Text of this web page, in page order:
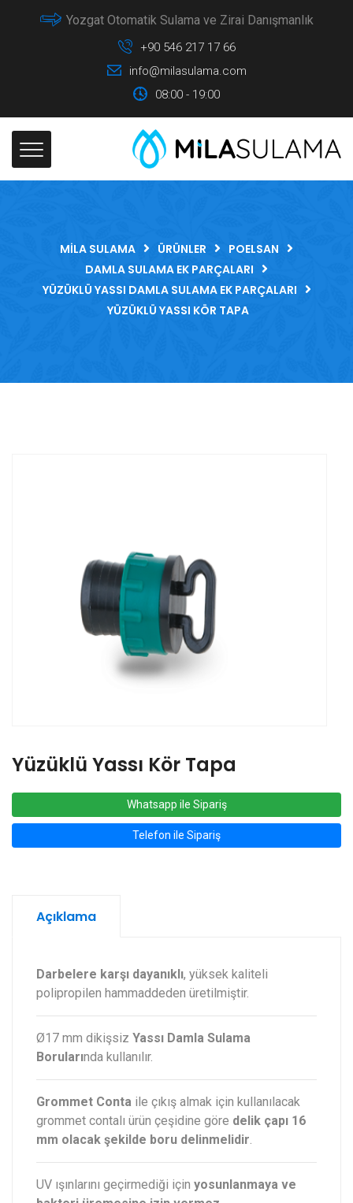
Yozgat Otomatik Sulama ve Zirai Danışmanlık
+90 546 217 17 66
info@milasulama.com
08:00 - 19:00
MILA SULAMA ÜRÜNLER
POELSAN
DAMLA SULAMA EK PARÇALARI
YÜZÜKLÜ YASSI DAMLA SULAMA EK PARÇALARI
YÜZÜKLÜ YASSI KÖR TAPA
Yüzüklü Yassı Kör Tapa
Whatsapp ile Sipariş
Telefon ile Sipariş
Açıklama
Darbelere karşı dayanıklı, yüksek kaliteli
polipropilen hammaddeden üretilmiştir.
Ø17 mm dikişsiz Yassı Damla Sulama
Borularında kullanılır.
Grommet Conta ile çıkış almak için kullanılacak
grommet contalı ürün çeşidine göre delik çapı 16
mm olacak şekilde boru delinmelidir.
UV ışınlarını geçirmediği için yosunlanmaya ve